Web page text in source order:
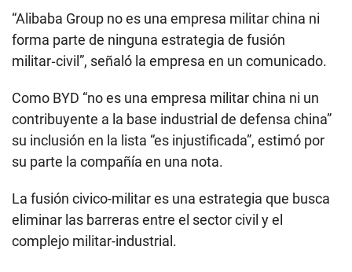
“Alibaba Group no es una empresa militar china ni
forma parte de ninguna estrategia de fusión
militar‑civil”, señaló la empresa en un comunicado.
Como BYD “no es una empresa militar china ni un
contribuyente a la base industrial de defensa china”
su inclusión en la lista “es injustificada”, estimó por
su parte la compañía en una nota.
La fusión civico-militar es una estrategia que busca
eliminar las barreras entre el sector civil y el
complejo militar-industrial.